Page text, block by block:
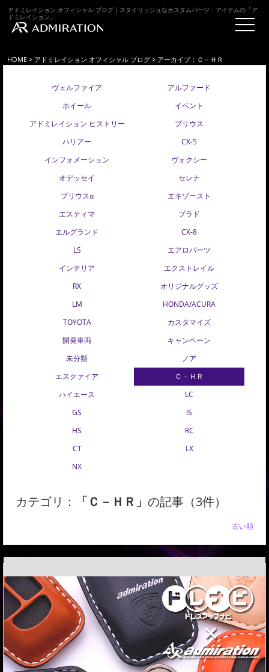
アドミレイション オフィシャル ブログ｜スタイリッシュなカスタムパーツ・アイテムの「ア
ドミレイション」
HOME > アドミレイション オフィシャル ブログ > アーカイブ：Ｃ－ＨＲ
ヴェルファイア
アルファード
ホイール
イベント
アドミレイション ヒストリー
プリウス
ハリアー
CX-5
インフォメーション
ヴォクシー
オデッセイ
セレナ
プリウスα
エキゾースト
エスティマ
プラド
エルグランド
CX-8
LS
エアロパーツ
インテリア
エクストレイル
RX
オリジナルグッズ
LM
HONDA/ACURA
TOYOTA
カスタマイズ
開発車両
キャンペーン
未分類
ノア
エスクァイア
Ｃ－ＨＲ
ハイエース
LC
GS
IS
HS
RC
CT
LX
NX
カテゴリ： 「Ｃ－ＨＲ」 の記事（3件）
古い順